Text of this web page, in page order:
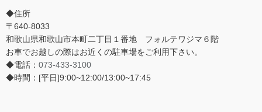
◆住所
〒640-8033
和歌山県和歌山市本町二丁目１番地 フォルテワジマ６階
お車でお越しの際はお近くの駐車場をご利用下さい。
◆電話： 073-433-3100
◆時間：[平日]9:00~12:00/13:00~17:45